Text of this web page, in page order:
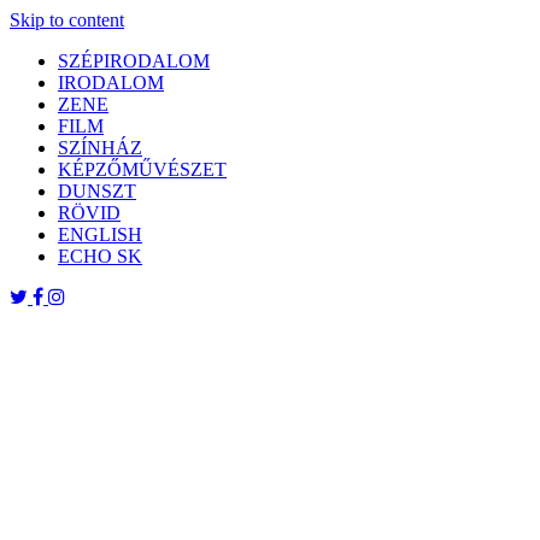
Skip to content
SZÉPIRODALOM
IRODALOM
ZENE
FILM
SZÍNHÁZ
KÉPZŐMŰVÉSZET
DUNSZT
RÖVID
ENGLISH
ECHO SK